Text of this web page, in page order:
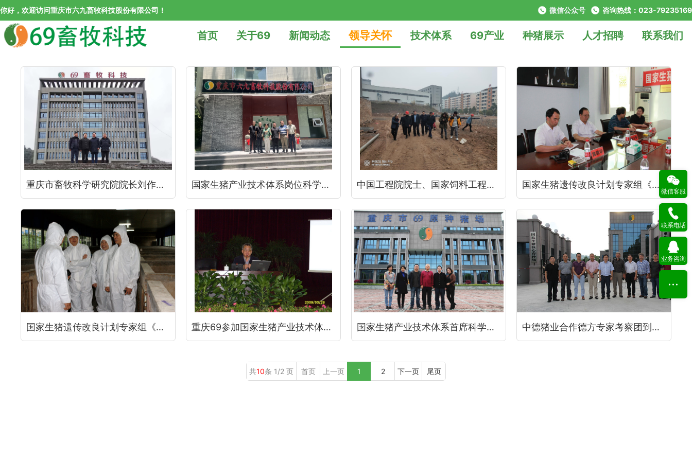
你好，欢迎访问重庆市六九畜牧科技股份有限公司！ 微信公众号 咨询热线：023-79235169
首页 关于69 新闻动态 领导关怀 技术体系 69产业 种猪展示 人才招聘 联系我们
重庆市畜牧科学研究院院长刘作华研究员一行对重庆69畜牧公司进行了全面调研、指导 国家生猪产业技术体系岗位科学家彭健教授团队到重庆69交流、指导工作 中国工程院院士、国家饲料工程技术研究中心主任谯仕彦到重庆69调研指导 国家生猪遗传改良计划专家组《杨公社、潘玉春、黄瑞华》到重庆69指导工作
国家生猪遗传改良计划专家组《李加棋、王金勇》到重庆69指导工作 重庆69参加国家生猪产业技术体系首席科学家陈瑶生教授的培训 国家生猪产业技术体系首席科学家陈瑶生教授、壹号土猪总裁黎小兵莅临69指导交流 中德猪业合作德方专家考察团到访69
共10条 1/2 页 首页 上一页 1 2 下一页 尾页
微信客服
联系电话
业务咨询